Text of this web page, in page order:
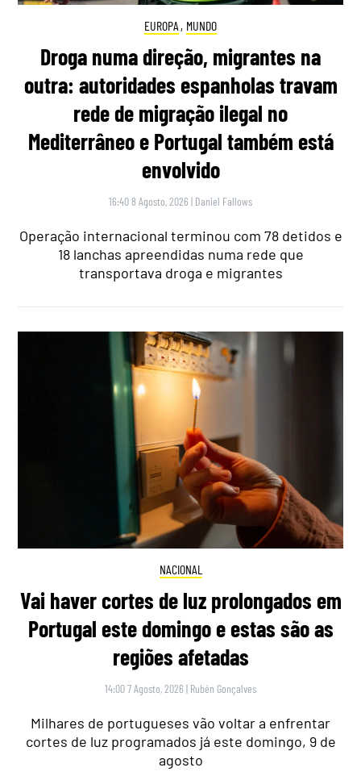
EUROPA , MUNDO
Droga numa direção, migrantes na
outra: autoridades espanholas travam
rede de migração ilegal no
Mediterrâneo e Portugal também está
envolvido
16:40 8 Agosto, 2026 | Daniel Fallows
Operação internacional terminou com 78 detidos e
18 lanchas apreendidas numa rede que
transportava droga e migrantes
NACIONAL
Vai haver cortes de luz prolongados em
Portugal este domingo e estas são as
regiões afetadas
14:00 7 Agosto, 2026 | Rubén Gonçalves
Milhares de portugueses vão voltar a enfrentar
cortes de luz programados já este domingo, 9 de
agosto